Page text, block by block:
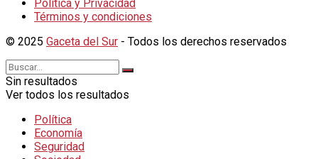
Política y Privacidad
Términos y condiciones
© 2025 Gaceta del Sur - Todos los derechos reservados
Sin resultados
Ver todos los resultados
Política
Economía
Seguridad